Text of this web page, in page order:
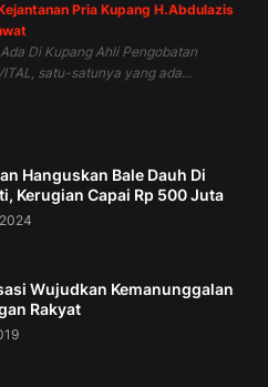
Pria Kupang H.Abdulazis
Di Kupang Ahli Pengobatan
satu-satunya yang ada...
Hanguskan Bale Dauh Di
Kerugian Capai Rp 500 Juta
Wujudkan Kemanunggalan
Rakyat